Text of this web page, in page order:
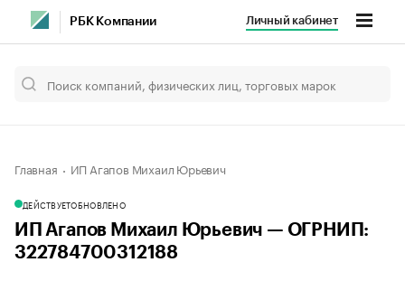
РБК Компании Личный кабинет
Главная ИП Агапов Михаил Юрьевич
ДЕЙСТВУЕТОБНОВЛЕНО
ИП Агапов Михаил Юрьевич — ОГРНИП:
322784700312188